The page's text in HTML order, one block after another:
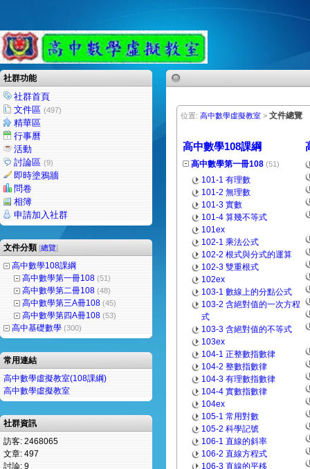
社群功能
社群首頁
文件區 (497)
精華區
行事曆
活動
討論區 (9)
即時塗鴉牆
問卷
相簿
申請加入社群
文件分類 [總覽]
高中數學108課綱
高中數學第一冊108 (51)
高中數學第二冊108 (48)
高中數學第三A冊108 (45)
高中數學第四A冊108 (53)
高中基礎數學 (300)
常用連結
高中數學虛擬教室(108課綱)
高中數學虛擬教室
社群資訊
訪客: 2468065
文章: 497
討論: 9
位置: 高中數學虛擬教室 > 文件總覽
高中數學108課綱
高中數學第一冊108 (51)
101-1 有理數
101-2 無理數
101-3 實數
101-4 算幾不等式
101ex
102-1 乘法公式
102-2 根式與分式的運算
102-3 雙重根式
102ex
103-1 數線上的分點公式
103-2 含絕對值的一次方程
式
103-3 含絕對值的不等式
103ex
104-1 正整數指數律
104-2 整數指數律
104-3 有理數指數律
104-4 實數指數律
104ex
105-1 常用對數
105-2 科學記號
106-1 直線的斜率
106-2 直線方程式
106-3 直線的平移